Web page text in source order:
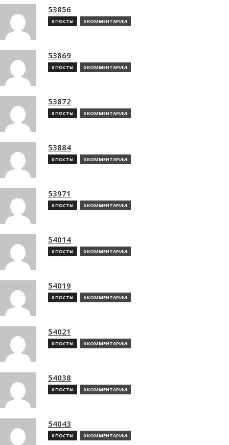
53856
0 ПОСТЫ 0 КОММЕНТАРИИ
53869
0 ПОСТЫ 0 КОММЕНТАРИИ
53872
0 ПОСТЫ 0 КОММЕНТАРИИ
53884
0 ПОСТЫ 0 КОММЕНТАРИИ
53971
0 ПОСТЫ 0 КОММЕНТАРИИ
54014
0 ПОСТЫ 0 КОММЕНТАРИИ
54019
0 ПОСТЫ 0 КОММЕНТАРИИ
54021
0 ПОСТЫ 0 КОММЕНТАРИИ
54038
0 ПОСТЫ 0 КОММЕНТАРИИ
54043
0 ПОСТЫ 0 КОММЕНТАРИИ